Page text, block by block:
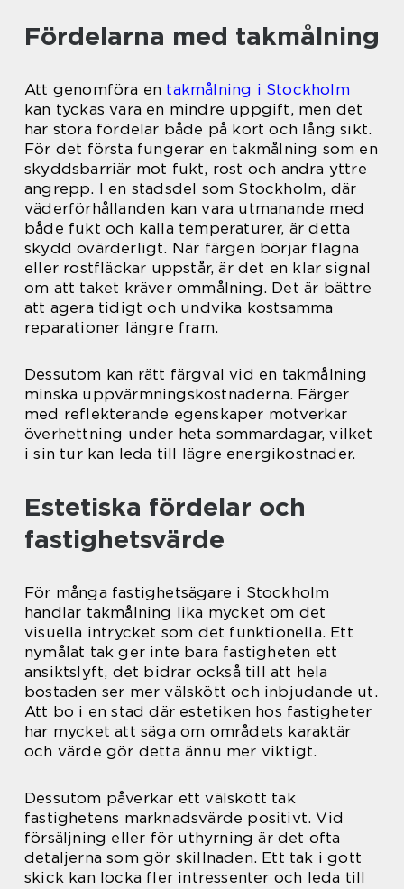
Fördelarna med takmålning
Att genomföra en takmålning i Stockholm
kan tyckas vara en mindre uppgift, men det
har stora fördelar både på kort och lång sikt.
För det första fungerar en takmålning som en
skyddsbarriär mot fukt, rost och andra yttre
angrepp. I en stadsdel som Stockholm, där
väderförhållanden kan vara utmanande med
både fukt och kalla temperaturer, är detta
skydd ovärderligt. När färgen börjar flagna
eller rostfläckar uppstår, är det en klar signal
om att taket kräver ommålning. Det är bättre
att agera tidigt och undvika kostsamma
reparationer längre fram.
Dessutom kan rätt färgval vid en takmålning
minska uppvärmningskostnaderna. Färger
med reflekterande egenskaper motverkar
överhettning under heta sommardagar, vilket
i sin tur kan leda till lägre energikostnader.
Estetiska fördelar och
fastighetsvärde
För många fastighetsägare i Stockholm
handlar takmålning lika mycket om det
visuella intrycket som det funktionella. Ett
nymålat tak ger inte bara fastigheten ett
ansiktslyft, det bidrar också till att hela
bostaden ser mer välskött och inbjudande ut.
Att bo i en stad där estetiken hos fastigheter
har mycket att säga om områdets karaktär
och värde gör detta ännu mer viktigt.
Dessutom påverkar ett välskött tak
fastighetens marknadsvärde positivt. Vid
försäljning eller för uthyrning är det ofta
detaljerna som gör skillnaden. Ett tak i gott
skick kan locka fler intressenter och leda till